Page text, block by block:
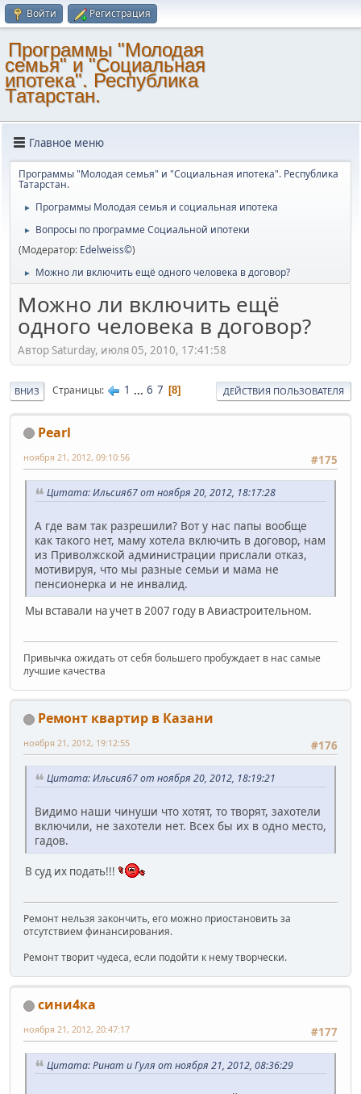
Войти Регистрация
Программы "Молодая
семья" и "Социальная
ипотека". Республика
Татарстан.
Главное меню
Программы "Молодая семья" и "Социальная ипотека". Республика
Татарстан.
► Программы Молодая семья и социальная ипотека
►
Вопросы по программе Социальной ипотеки
(Модератор: Edelweiss©)
► Можно ли включить ещё одного человека в договор?
Можно ли включить ещё
одного человека в договор?
Автор Saturday, июля 05, 2010, 17:41:58
ВНИЗ Страницы 1 ... 6 7 8 ДЕЙСТВИЯ ПОЛЬЗОВАТЕЛЯ
Pearl
#175
ноября 21, 2012, 09:10:56
Цитата: Ильсия67 от ноября 20, 2012, 18:17:28
А где вам так разрешили? Вот у нас папы вообще
как такого нет, маму хотела включить в договор, нам
из Приволжской администрации прислали отказ,
мотивируя, что мы разные семьи и мама не
пенсионерка и не инвалид.
Мы вставали на учет в 2007 году в Авиастроительном.
Привычка ожидать от себя большего пробуждает в нас самые
лучшие качества
Ремонт квартир в Казани
#176
ноября 21, 2012, 19:12:55
Цитата: Ильсия67 от ноября 20, 2012, 18:19:21
Видимо наши чинуши что хотят, то творят, захотели
включили, не захотели нет. Всех бы их в одно место,
гадов.
В суд их подать!!!
Ремонт нельзя закончить, его можно приостановить за
отсутствием финансирования.
Ремонт творит чудеса, если подойти к нему творчески.
сини4ка
#177
ноября 21, 2012, 20:47:17
Цитата: Ринат и Гуля от ноября 21, 2012, 08:36:29